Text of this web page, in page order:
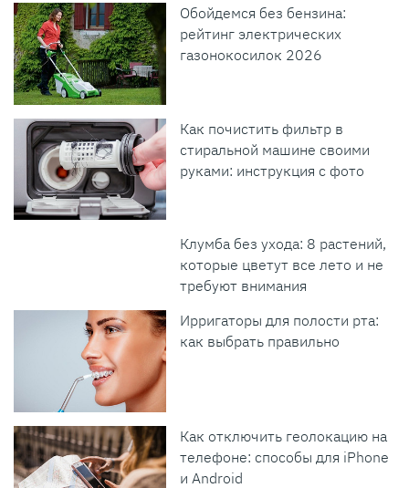
Обойдемся без бензина:
рейтинг электрических
газонокосилок 2026
Как почистить фильтр в
стиральной машине своими
руками: инструкция с фото
Клумба без ухода: 8 растений,
которые цветут все лето и не
требуют внимания
Ирригаторы для полости рта:
как выбрать правильно
Как отключить геолокацию на
телефоне: способы для iPhone
и Android